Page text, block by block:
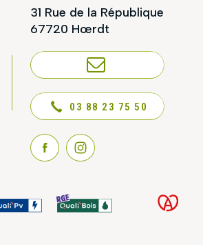
31 Rue de la République
67720 Hœrdt
NOUS CONTACTER
03 88 23 75 50